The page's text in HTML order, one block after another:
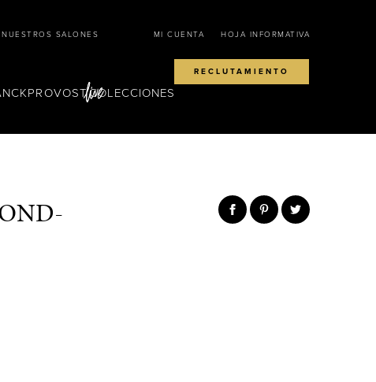
NUESTROS SALONES MI CUENTA HOJA INFORMATIVA
RECLUTAMIENTO
COLECCIONES